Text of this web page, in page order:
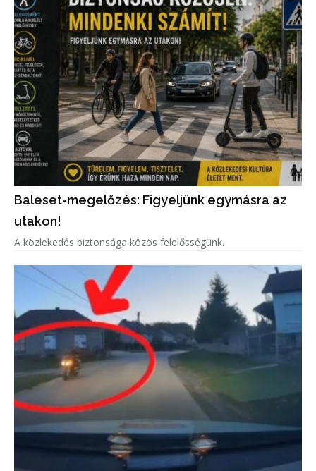
Baleset-megelőzés: Figyeljünk egymásra az
utakon!
A közlekedés biztonsága közös felelősségünk.